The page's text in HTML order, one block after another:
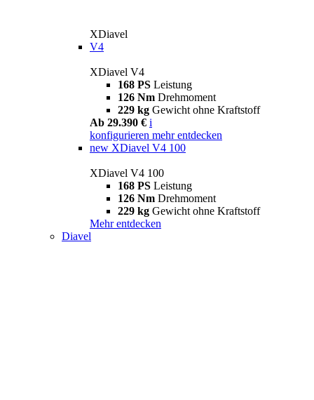
XDiavel
V4
XDiavel V4
168 PS Leistung
126 Nm Drehmoment
229 kg Gewicht ohne Kraftstoff
Ab 29.390 € i
konfigurieren mehr entdecken
new XDiavel V4 100
XDiavel V4 100
168 PS Leistung
126 Nm Drehmoment
229 kg Gewicht ohne Kraftstoff
Mehr entdecken
Diavel